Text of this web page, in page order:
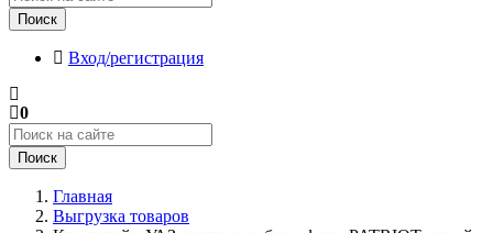
Поиск
Вход/регистрация
0
Поиск
Главная
Выгрузка товаров